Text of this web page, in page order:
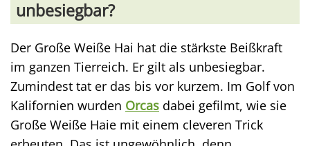
unbesiegbar?
Der Große Weiße Hai hat die stärkste Beißkraft
im ganzen Tierreich. Er gilt als unbesiegbar.
Zumindest tat er das bis vor kurzem. Im Golf von
Kalifornien wurden Orcas dabei gefilmt, wie sie
Große Weiße Haie mit einem cleveren Trick